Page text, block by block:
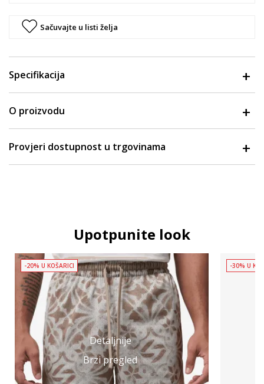
Sačuvajte u listi želja
Specifikacija
O proizvodu
Provjeri dostupnost u trgovinama
Upotpunite look
Detaljnije
Brzi pregled
-20% U KOŠARICI -30% U